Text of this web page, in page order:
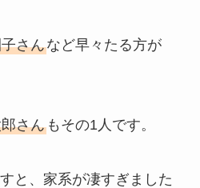
さんなど早々たる方が
さんもその1人です。
と、家系が凄すぎました